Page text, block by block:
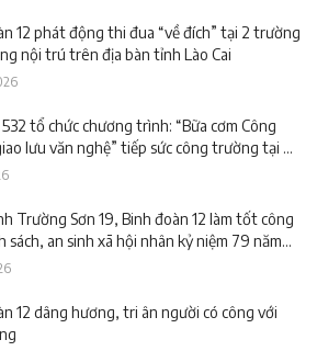
12 phát động thi đua “về đích” tại 2 trường
nội trú trên địa bàn tỉnh Lào Cai
tổ chức chương trình: “Bữa cơm Công
nghệ” tiếp sức công trường tại dự
phổ thông nội trú liên cấp La Êê (TP. Đà
Trường Sơn 19, Binh đoàn 12 làm tốt công
sách, an sinh xã hội nhân kỷ niệm 79 năm
binh – Liệt sĩ
12 dâng hương, tri ân người có công với